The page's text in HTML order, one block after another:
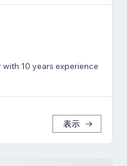
10 years experience
表示